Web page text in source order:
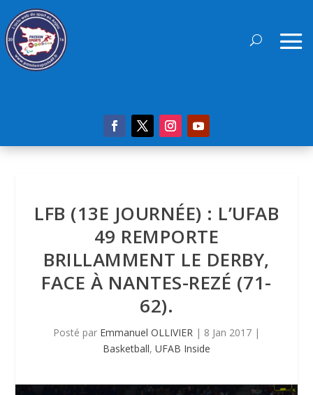
LFB (13E JOURNÉE) : L’UFAB
49 REMPORTE
BRILLAMMENT LE DERBY,
FACE À NANTES-REZÉ (71-
62).
Posté par Emmanuel OLLIVIER | 8 Jan 2017 |
Basketball, UFAB Inside